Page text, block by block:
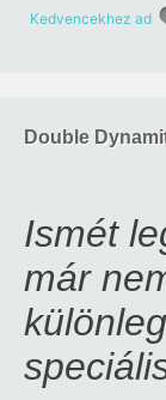
Kedvencekhez ad
Double
Ismét
már